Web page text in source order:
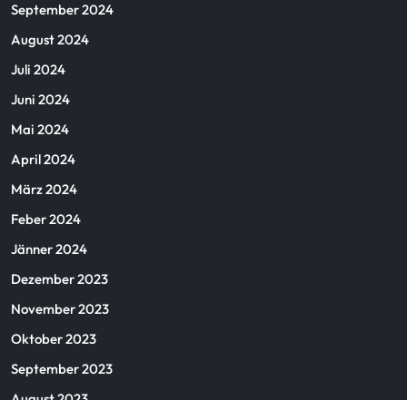
September 2024
August 2024
Juli 2024
Juni 2024
Mai 2024
April 2024
März 2024
Feber 2024
Jänner 2024
Dezember 2023
November 2023
Oktober 2023
September 2023